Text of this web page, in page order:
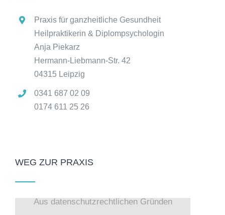
Praxis für ganzheitliche Gesundheit
Heilpraktikerin & Diplompsychologin
Anja Piekarz
Hermann-Liebmann-Str. 42
04315 Leipzig
0341 687 02 09
0174 611 25 26
WEG ZUR PRAXIS
Aus datenschutzrechtlichen Gründen